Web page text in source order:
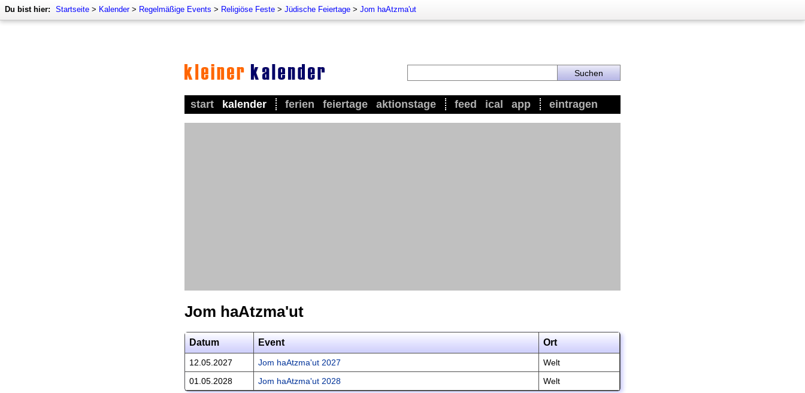
Du bist hier: Startseite > Kalender> Regelmäßige Events > Religiöse Feste > Jüdische Feiertage > Jom haAtzma'ut
start kalender ferien feiertage aktionstage feed ical app eintragen
Jom haAtzma'ut
Datum Event Ort
12.05.2027 Jom haAtzma'ut 2027
Welt
01.05.2028
Jom haAtzma'ut 2028 Welt